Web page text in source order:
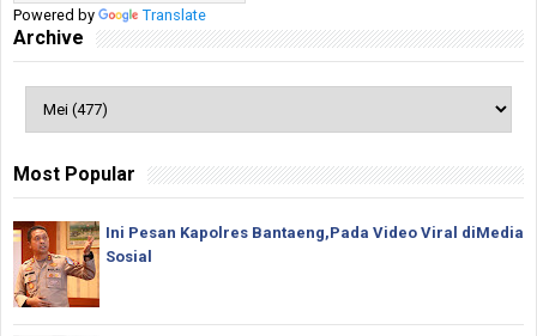
Powered by Translate
Archive
Most Popular
Ini Pesan Kapolres Bantaeng,Pada Video Viral diMedia
Sosial